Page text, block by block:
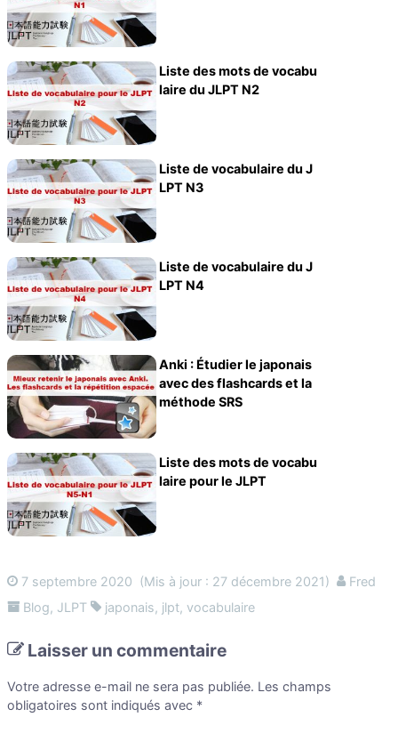
Liste des mots de vocabu
laire du JLPT N2
Liste de vocabulaire du J
LPT N3
Liste de vocabulaire du J
LPT N4
Anki : Étudier le japonais
avec des flashcards et la
méthode SRS
Liste des mots de vocabu
laire pour le JLPT
7 septembre 2020 (Mis à jour : 27 décembre 2021)
Fred
Blog, JLPT japonais, jlpt, vocabulaire
Laisser un commentaire
Votre adresse e-mail ne sera pas publiée. Les champs
obligatoires sont indiqués avec *